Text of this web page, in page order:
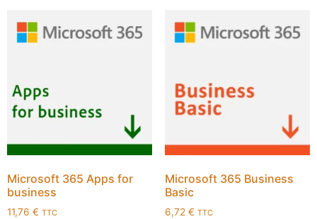
Microsoft 365 Apps for
business
11,76 € TTC
Microsoft 365 Business
Basic
6,72 € TTC